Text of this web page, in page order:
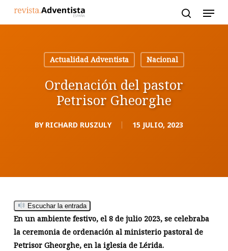
Actualidad Adventista
Nacional
Ordenación del pastor
Petrisor Gheorghe
BY RICHARD RUSZULY 15 JULIO, 2023
Escuchar la entrada
En un ambiente festivo, el 8 de julio 2023, se celebraba
la ceremonia de ordenación al ministerio pastoral de
Petrisor Gheorghe, en la iglesia de Lérida.